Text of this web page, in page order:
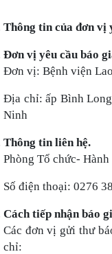
Thông tin của đơn vị
Đơn vị yêu cầu báo
Đơn vị: Bệnh viện
Địa chỉ: ấp Bình
Ninh
Thông tin liên hệ.
Phòng Tổ chức-
Số điện thoại: 0276
Cách tiếp nhận báo
Các đơn vị gửi thư
chỉ: